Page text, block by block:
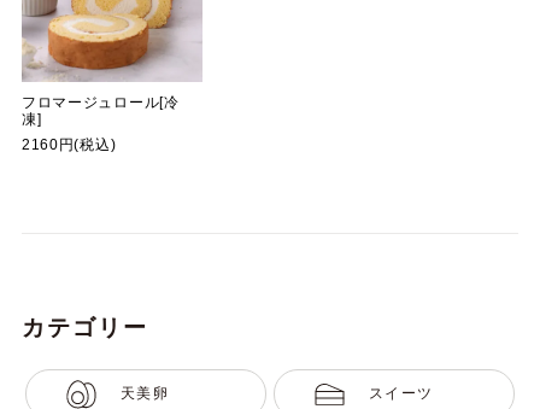
フロマージュロール[冷
凍]
2160円(税込)
カテゴリー
天美卵 スイーツ